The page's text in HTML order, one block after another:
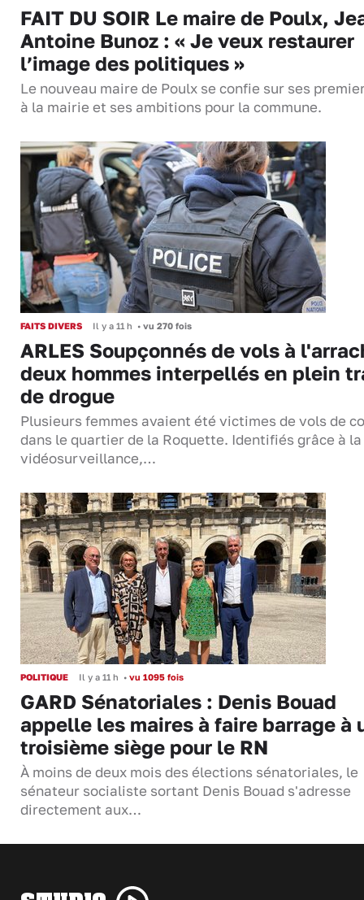
FAIT DU SOIR Le maire de Poulx,
Antoine Bunoz : « Je veux restaurer
l’image des politiques »
Le nouveau maire de Poulx se confie sur ses
à la mairie et ses ambitions pour la commune.
FAITS DIVERS Il y a 11 h • vu 270 fois
ARLES Soupçonnés de vols à
deux hommes interpellés en plein
de drogue
Plusieurs femmes avaient été victimes de vols de
dans le quartier de la Roquette. Identifiés grâce à la
vidéosurveillance,…
POLITIQUE Il y a 11 h • vu 1095 fois
GARD Sénatoriales : Denis Bouad
appelle les maires à faire barrage à
troisième siège pour le RN
À moins de deux mois des élections sénatoriales, le
sénateur socialiste sortant Denis Bouad s'adresse
directement aux…